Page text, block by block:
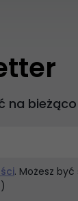
na
. Możesz